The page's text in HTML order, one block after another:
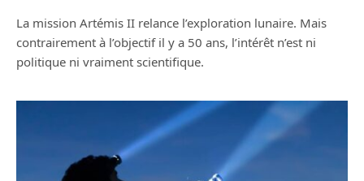
La mission Artémis II relance l’exploration lunaire. Mais
contrairement à l’objectif il y a 50 ans, l’intérêt n’est ni
politique ni vraiment scientifique.